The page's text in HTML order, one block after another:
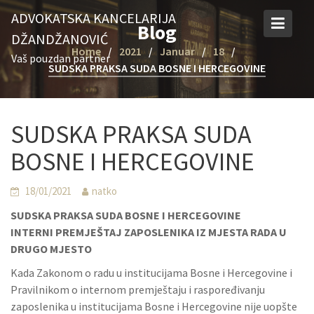
Skip
content
ADVOKATSKA KANCELARIJA
DŽANDŽANOVIĆ
Vaš pouzdan partner
Blog
Home 2021 Januar
18
SUDSKA PRAKSA SUDA BOSNE I HERCEGOVINE
SUDSKA PRAKSA SUDA
BOSNE I HERCEGOVINE
18/01/2021 natko
SUDSKA PRAKSA SUDA BOSNE I HERCEGOVINE
INTERNI PREMJEŠTAJ ZAPOSLENIKA IZ MJESTA RADA U
DRUGO MJESTO
Kada Zakonom o radu u institucijama Bosne i Hercegovine i
Pravilnikom o internom premještaju i raspoređivanju
zaposlenika u institucijama Bosne i Hercegovine nije uopšte